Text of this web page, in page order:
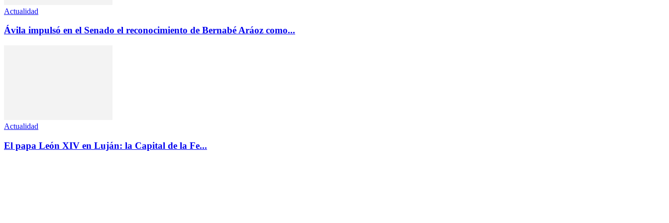
Actualidad
Ávila impulsó en el Senado el reconocimiento de Bernabé Aráoz como...
Actualidad
El papa León XIV en Luján: la Capital de la Fe...